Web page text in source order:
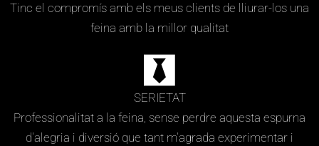
Tinc el compromís amb els meus clients de lliurar-los una
feina amb la millor qualitat
SERIETAT
Professionalitat a la feina, sense perdre aquesta espurna
d'alegria i diversió que tant m'agrada experimentar i